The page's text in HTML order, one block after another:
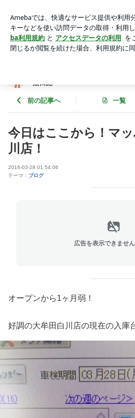
ハ マッハ車検 バイザー南の徒然日
アプリをダウンロードして ブログの更新
ょう。
然日記
前の記事へ 一覧
今日はここから！マ
川店！
2016-03-28 01:54:06
テーマ： ブログ
広告を表示できませ
オープンから1ヶ月弱！
好調の大牟田白川店の現在の入庫